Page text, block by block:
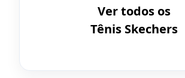
Ver todos os
Tênis Skechers